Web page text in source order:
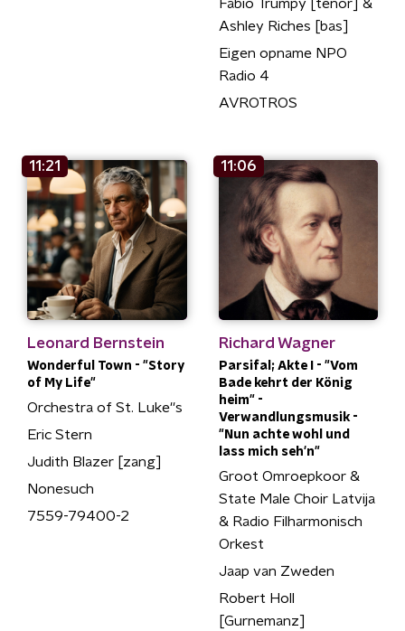
Fabio Trümpy [tenor] &
Ashley Riches [bas]
Eigen opname NPO
Radio 4
AVROTROS
11:21
Leonard Bernstein
Wonderful Town - "Story
of My Life"
Orchestra of St. Luke''s
Eric Stern
Judith Blazer [zang]
Nonesuch
7559-79400-2
11:06
Richard Wagner
Parsifal; Akte I - "Vom
Bade kehrt der König
heim" -
Verwandlungsmusik -
"Nun achte wohl und
lass mich seh'n"
Groot Omroepkoor &
State Male Choir Latvija
& Radio Filharmonisch
Orkest
Jaap van Zweden
Robert Holl
[Gurnemanz]